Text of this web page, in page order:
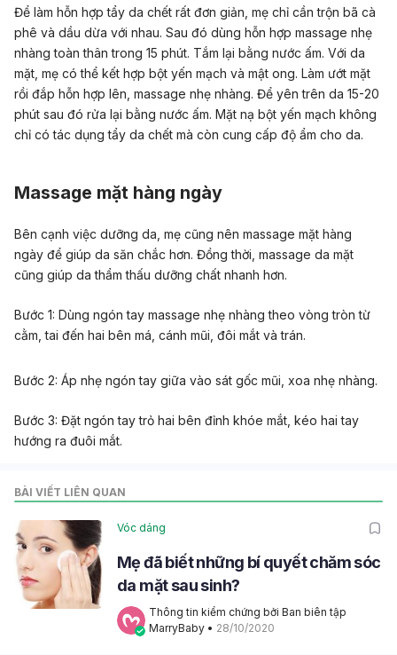
Để làm hỗn hợp tẩy da chết rất đơn giản, mẹ chỉ cần trộn bã cà
phê và dầu dừa với nhau. Sau đó dùng hỗn hợp massage nhẹ
nhàng toàn thân trong 15 phút. Tắm lại bằng nước ấm. Với da
mặt, mẹ có thể kết hợp bột yến mạch và mật ong. Làm ướt mặt
rồi đắp hỗn hợp lên, massage nhẹ nhàng. Để yên trên da 15-20
phút sau đó rửa lại bằng nước ấm. Mặt nạ bột yến mạch không
chỉ có tác dụng tẩy da chết mà còn cung cấp độ ẩm cho da.
Massage mặt hàng ngày
Bên cạnh việc dưỡng da, mẹ cũng nên massage mặt hàng
ngày để giúp da săn chắc hơn. Đồng thời, massage da mặt
cũng giúp da thẩm thấu dưỡng chất nhanh hơn.
Bước 1: Dùng ngón tay massage nhẹ nhàng theo vòng tròn từ
cằm, tai đến hai bên má, cánh mũi, đôi mắt và trán.
Bước 2: Áp nhẹ ngón tay giữa vào sát gốc mũi, xoa nhẹ nhàng.
Bước 3: Đặt ngón tay trỏ hai bên đỉnh khóe mắt, kéo hai tay
hướng ra đuôi mắt.
BÀI VIẾT LIÊN QUAN
Vóc dáng
Mẹ đã biết những bí quyết chăm sóc
da mặt sau sinh?
Thông tin kiểm chứng bởi Ban biên tập
MarryBaby • 28/10/2020